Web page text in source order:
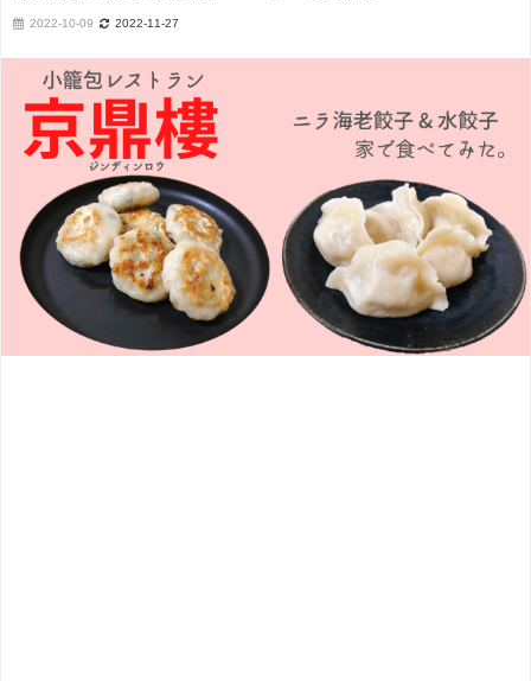
2022-10-09 2022-11-27